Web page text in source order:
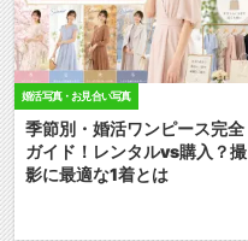
婚活写真・お見合い写真
季節別・婚活ワンピース完全
ガイド！レンタルvs購入？撮
影に最適な1着とは